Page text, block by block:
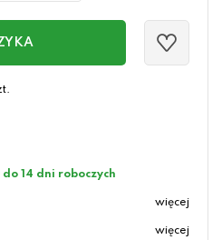
14 dni roboczych
więcej
więcej